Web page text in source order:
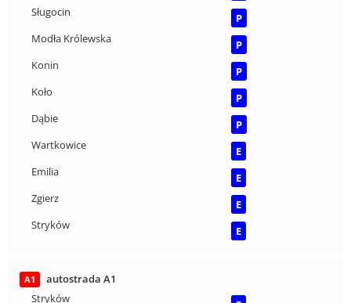
Sługocin
P
Modła Królewska
P
Konin
P
Koło
P
Dąbie
P
Wartkowice
E
Emilia
E
Zgierz
E
Stryków
E
A1
autostrada A1
Stryków